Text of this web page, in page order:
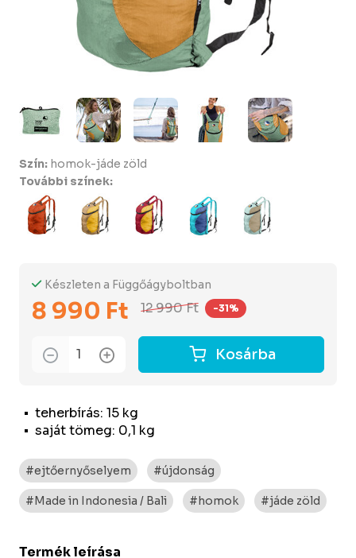
teherbírás: 15 kg
saját tömeg: 0,1 kg
Készleten a Függőágyboltban
8 990 Ft 12 990 Ft -31%
Kosárba
Szín: homok-jáde zöld
További színek:
#ejtőernyőselyem #újdonság
#Made in Indonesia / Bali #homok #jáde zöld
Termék leírása